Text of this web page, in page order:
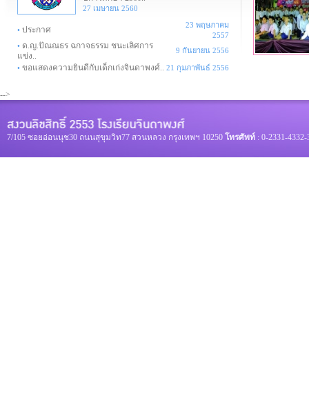
27 เมษายน 2560
• ประกาศ
23 พฤษภาคม
2557
• ด.ญ.ปัณณธร ฉกาจธรรม ชนะเลิศการ
แข่ง..
9 กันยายน 2556
• ขอแสดงความยินดีกับเด็กเก่งจินดาพงศ์.. 21 กุมภาพันธ์ 2556
-->
7/105 ซอยอ่อนนุช30 ถนนสุขุมวิท77 สวนหลวง กรุงเทพฯ 10250 โทรศัพท์ : 0-2331-